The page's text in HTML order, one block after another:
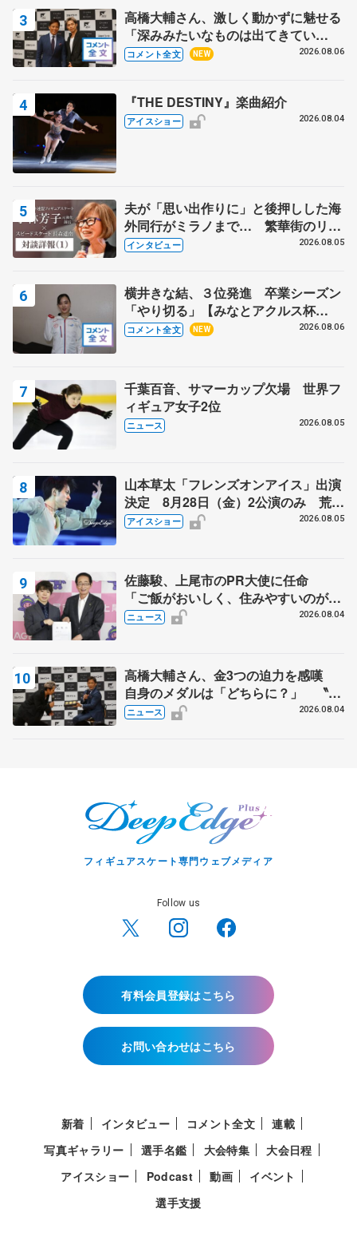
高橋大輔さん、激しく動かずに魅せる
「深みみたいなものは出てきてい
る？」 〝兄さん〟と慕うレジェンド
コメント全文 NEW 2026.08.06
『THE DESTINY』楽曲紹介
アイスショー 2026.08.04
夫が「思い出作りに」と後押しした海
外同行がミラノまで… 繁華街のリン
クでは不良のお兄さんも味方に 小林
インタビュー 2026.08.05
横井きな結、３位発進 卒業シーズン
「やり切る」【みなとアクルス杯
SP】
コメント全文 NEW 2026.08.06
千葉百音、サマーカップ欠場 世界フ
ィギュア女子2位
ニュース 2026.08.05
山本草太「フレンズオンアイス」出演
決定 8月28日（金）2公演のみ 荒川
静香さんプロデュース、20周年のアイ
アイスショー 2026.08.05
佐藤駿、上尾市のPR大使に任命
「ご飯がおいしく、住みやすいのが魅
力」
ニュース 2026.08.04
高橋大輔さん、金3つの迫力を感嘆
自身のメダルは「どちらに？」 〝リ
ス兄弟〟オリンピック3連覇の野村忠
ニュース 2026.08.04
フィギュアスケート専門ウェブメディア
Follow us
有料会員登録はこちら
お問い合わせはこちら
新着 インタビュー コメント全文
連載
写真ギャラリー
選手名鑑 大会特集
大会日程
アイスショー
Podcast 動画
イベント
選手支援